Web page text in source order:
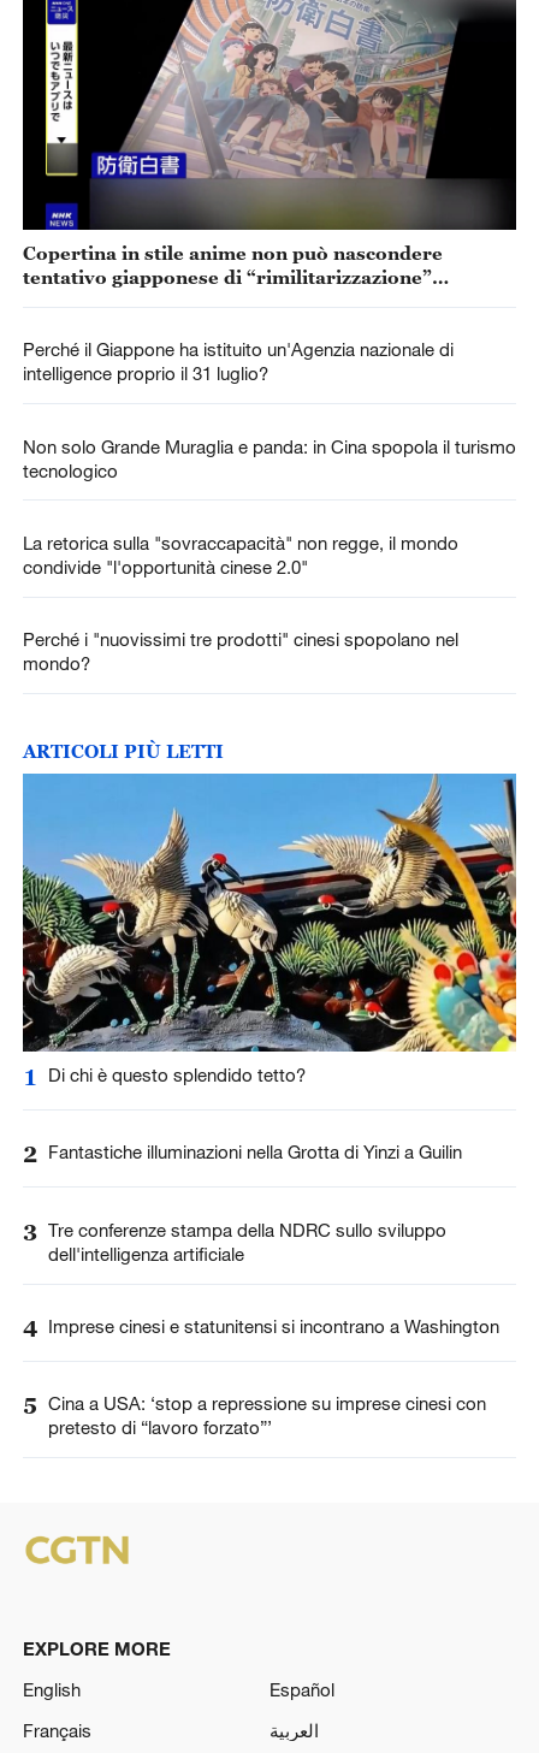
Copertina in stile anime non può nascondere
tentativo giapponese di “rimilitarizzazione”
Perché il Giappone ha istituito un'Agenzia nazionale di
intelligence proprio il 31 luglio?
Non solo Grande Muraglia e panda: in Cina spopola il turismo
tecnologico
La retorica sulla "sovraccapacità" non regge, il mondo
condivide "l'opportunità cinese 2.0"
Perché i "nuovissimi tre prodotti" cinesi spopolano nel
mondo?
ARTICOLI PIÙ LETTI
1 Di chi è questo splendido tetto?
2 Fantastiche illuminazioni nella Grotta di Yinzi a Guilin
3 Tre conferenze stampa della NDRC sullo sviluppo
dell'intelligenza artificiale
4 Imprese cinesi e statunitensi si incontrano a Washington
5 Cina a USA: ‘stop a repressione su imprese cinesi con
pretesto di “lavoro forzato”’
EXPLORE MORE
English
Español
Français
العربية